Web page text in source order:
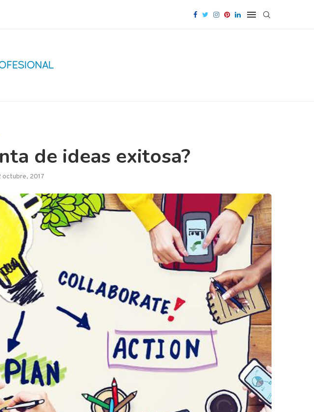
de ideas exitosa?
octubre, 2017